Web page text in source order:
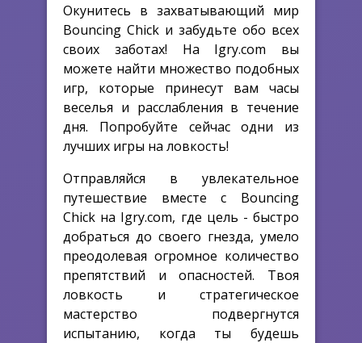
Окунитесь в захватывающий мир
Bouncing Chick и забудьте обо всех
своих заботах! На Igry.com вы
можете найти множество подобных
игр, которые принесут вам часы
веселья и расслабления в течение
дня. Попробуйте сейчас одни из
лучших игры на ловкость!
Отправляйся в увлекательное
путешествие вместе с Bouncing
Chick на Igry.com, где цель - быстро
добраться до своего гнезда, умело
преодолевая огромное количество
препятствий и опасностей. Твоя
ловкость и стратегическое
мастерство подвергнутся
испытанию, когда ты будешь